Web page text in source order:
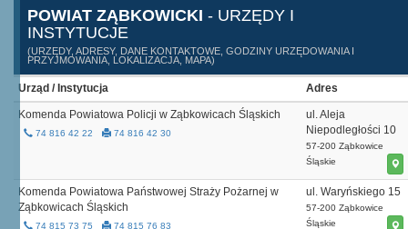
POWIAT ZĄBKOWICKI - URZĘDY I
INSTYTUCJE
(URZĘDY, ADRESY, DANE KONTAKTOWE, GODZINY URZĘDOWANIA I
PRZYJMOWANIA, LOKALIZACJA, MAPA)
Urząd / Instytucja Adres
Komenda Powiatowa Policji w Ząbkowicach Śląskich
74 816 42 22 74 816 42 30
ul. Aleja
Niepodległości 10
57-200 Ząbkowice
Śląskie
Komenda Powiatowa Państwowej Straży Pożarnej w
Ząbkowicach Śląskich
74 815 73 75 74 815 76 83
ul. Waryńskiego 15
57-200 Ząbkowice
Śląskie